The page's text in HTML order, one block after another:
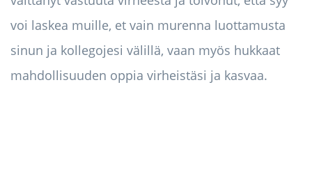
voi laskea muille, et vain murenna luottamusta
sinun ja kollegojesi välillä, vaan myös hukkaat
mahdollisuuden oppia virheistäsi ja kasvaa.